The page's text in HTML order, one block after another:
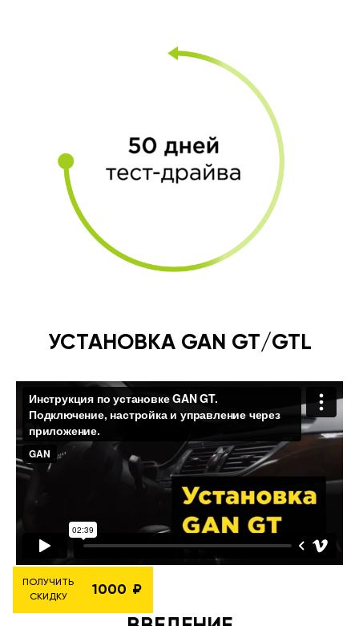
УСТАНОВКА GAN GT/GTL
ПОЛУЧИТЬ
СКИДКУ
1000